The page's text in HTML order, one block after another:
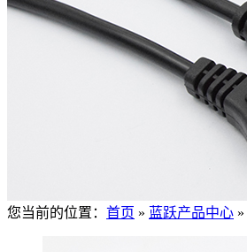
您当前的位置： 首页 » 蓝跃产品中心 »